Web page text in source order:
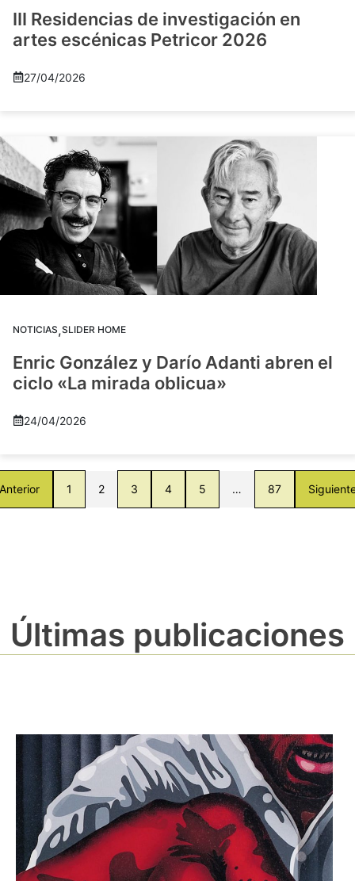
III Residencias de investigación en
artes escénicas Petricor 2026
27/04/2026
NOTICIAS,SLIDER HOME
Enric González y Darío Adanti abren el
ciclo «La mirada oblicua»
24/04/2026
1 2 3 4 5 … 87
Últimas publicaciones